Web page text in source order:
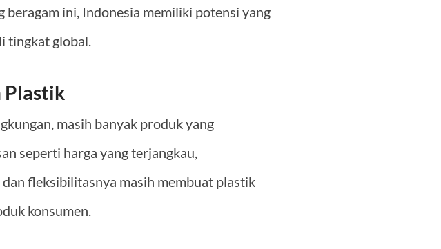
ini, Indonesia memiliki potensi yang
tingkat global.
Plastik
masih banyak produk yang
seperti harga yang terjangkau,
fleksibilitasnya masih membuat plastik
konsumen.